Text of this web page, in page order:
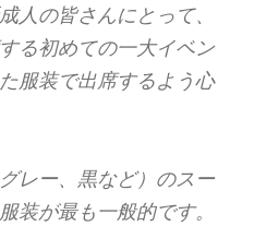
人の皆さんにとって、
る初めての一大イベン
服装で出席するよう心
レー、黒など）のスー
装が最も一般的です。